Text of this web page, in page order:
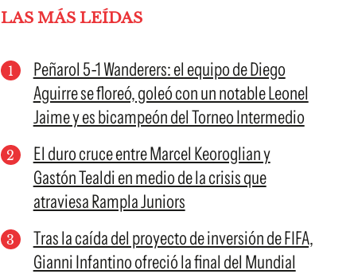
LAS MÁS LEÍDAS
Peñarol 5-1 Wanderers: el equipo de Diego
Aguirre se floreó, goleó con un notable Leonel
Jaime y es bicampeón del Torneo Intermedio
El duro cruce entre Marcel Keoroglian y
Gastón Tealdi en medio de la crisis que
atraviesa Rampla Juniors
Tras la caída del proyecto de inversión de FIFA,
Gianni Infantino ofreció la final del Mundial